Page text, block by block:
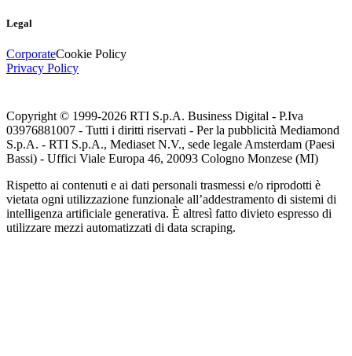
Legal
CorporateCookie Policy
Privacy Policy
Copyright © 1999-2026 RTI S.p.A. Business Digital - P.Iva
03976881007 - Tutti i diritti riservati - Per la pubblicità Mediamond
S.p.A. - RTI S.p.A., Mediaset N.V., sede legale Amsterdam (Paesi
Bassi) - Uffici Viale Europa 46, 20093 Cologno Monzese (MI)
Rispetto ai contenuti e ai dati personali trasmessi e/o riprodotti è
vietata ogni utilizzazione funzionale all’addestramento di sistemi di
intelligenza artificiale generativa. È altresì fatto divieto espresso di
utilizzare mezzi automatizzati di data scraping.